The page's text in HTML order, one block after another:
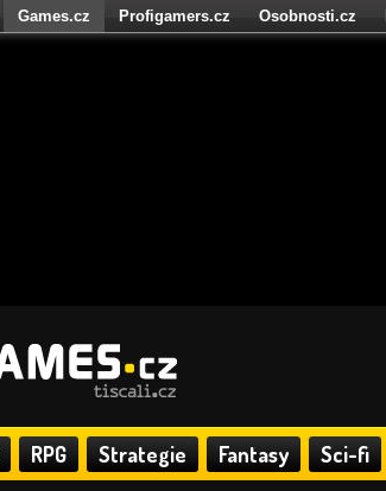
RPG Strategie Fantasy Sci-fi
Games.cz Profigamers.cz Osobnosti.cz